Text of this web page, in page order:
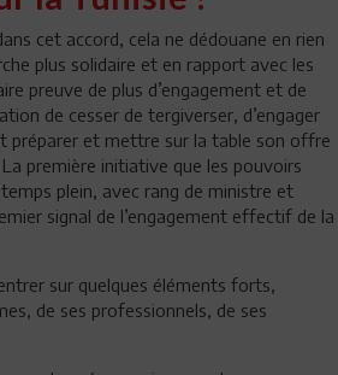
cet accord, cela ne dédouane en rien
plus solidaire et en rapport avec les
preuve de plus d’engagement et de
de cesser de tergiverser, d’engager
préparer et mettre sur la table son offre
première initiative que les pouvoirs
plein, avec rang de ministre et
signal de l’engagement effectif de la
sur quelques éléments forts,
de ses professionnels, de ses